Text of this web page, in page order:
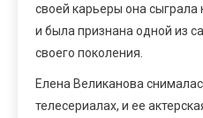
своей карьеры она сыграла
и была признана одной из
своего поколения.
Елена Великанова
телесериалах, и ее